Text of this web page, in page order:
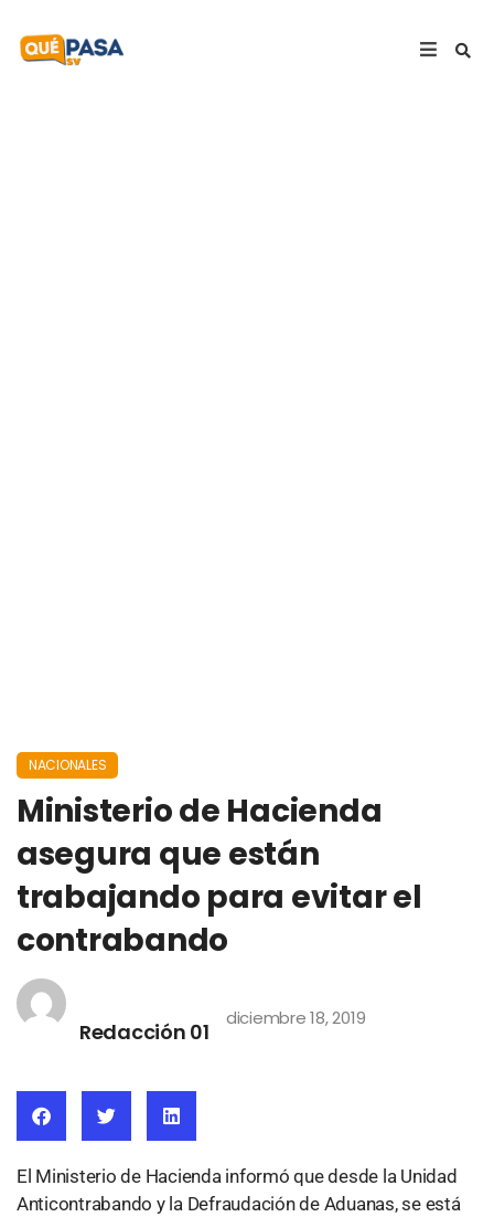
NACIONALES
Ministerio de Hacienda
asegura que están
trabajando para evitar el
contrabando
Redacción 01
diciembre 18, 2019
El Ministerio de Hacienda informó que desde la Unidad
Anticontrabando y la Defraudación de Aduanas, se está